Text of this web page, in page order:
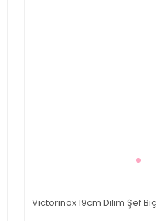
Victorinox 19cm Dilim Şef